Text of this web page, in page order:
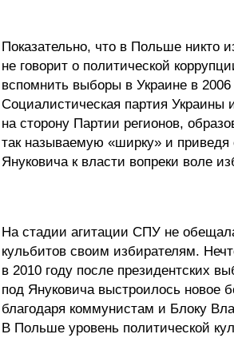
Показательно, что в Польше никто
не говорит о политической
вспомнить выборы в Украине в 2006
Социалистическая партия
на сторону Партии регионов,
так называемую «ширку» и приведя
Януковича к власти вопреки воле
На стадии агитации СПУ не
кульбитов своим избирателям.
в 2010 году после президентских
под Януковича выстроилось новое
благодаря коммунистам и Блоку
В Польше уровень политической